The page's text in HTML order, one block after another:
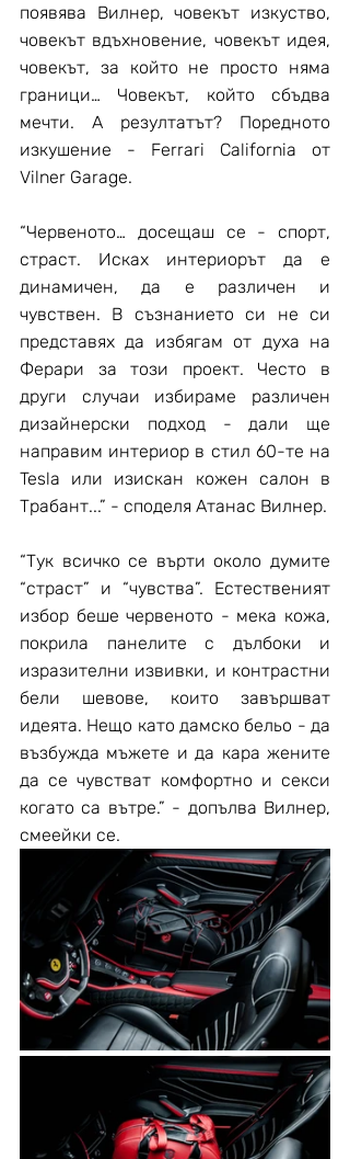
появява Вилнер, човекът изкуство,
човекът вдъхновение, човекът идея,
човекът, за който не просто няма
граници… Човекът, който сбъдва
мечти. А резултатът? Поредното
изкушение - Ferrari California от
Vilner Garage.
“Червеното… досещаш се - спорт,
страст. Исках интериорът да е
динамичен, да е различен и
чувствен. В съзнанието си не си
представях да избягам от духа на
Ферари за този проект. Често в
други случаи избираме различен
дизайнерски подход - дали ще
направим интериор в стил 60-те на
Tesla или изискан кожен салон в
Трабант...” - споделя Атанас Вилнер.
“Тук всичко се върти около думите
“страст” и “чувства”. Естественият
избор беше червеното - мека кожа,
покрила панелите с дълбоки и
изразителни извивки, и контрастни
бели шевове, които завършват
идеята. Нещо като дамско бельо - да
възбужда мъжете и да кара жените
да се чувстват комфортно и секси
когато са вътре.” - допълва Вилнер,
смеейки се.